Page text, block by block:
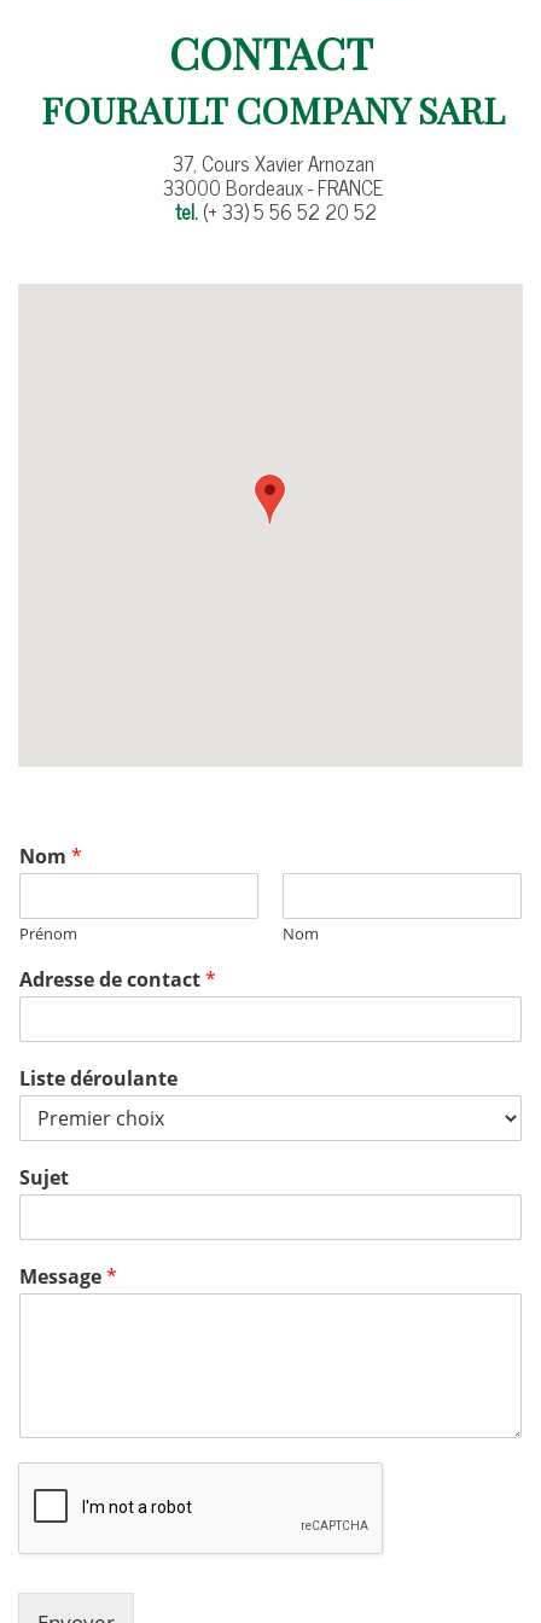
CONTACT
FOURAULT COMPANY SARL
37, Cours Xavier Arnozan
33000 Bordeaux - FRANCE
tel.(+ 33) 5 56 52 20 52
Nom *
Prénom Nom
Adresse de contact*
Liste déroulante
Sujet
Message*